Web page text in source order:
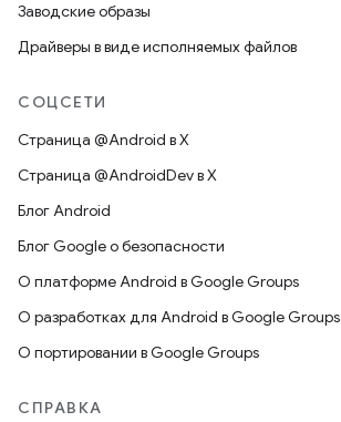
Заводские образы
Драйверы в виде исполняемых файлов
СОЦСЕТИ
Страница @Android в X
Страница @AndroidDev в X
Блог Android
Блог Google о безопасности
О платформе Android в Google Groups
О разработках для Android в Google Groups
О портировании в Google Groups
СПРАВКА